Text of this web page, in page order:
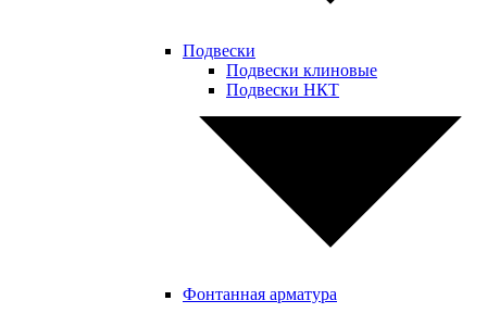
Подвески
Подвески клиновые
Подвески НКТ
Фонтанная арматура